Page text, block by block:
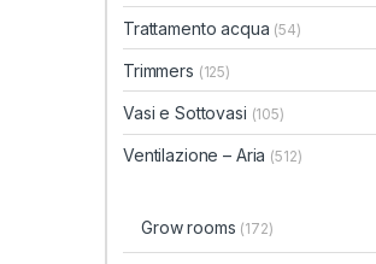
Trattamento acqua (54)
Trimmers (125)
Vasi e Sottovasi (105)
Ventilazione – Aria (512)
Grow rooms (172)